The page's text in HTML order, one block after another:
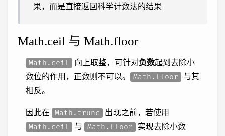
果，而是直接返回科学计数法的结果
Math.ceil 与 Math.floor
Math.ceil 向上取整，可针对负数起到去除小
数位的作用，正数则不可以。
Math.floor
与其
相反。
因此在 Math.trunc
出现之前，若使用
Math.ceil
与 Math.floor
实现去除小数